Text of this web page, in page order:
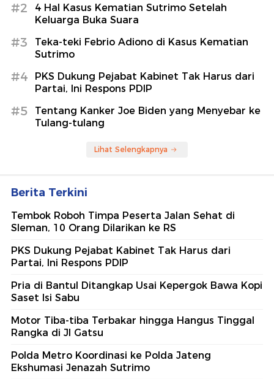
#2
4 Hal Kasus Kematian Sutrimo Setelah
Keluarga Buka Suara
#3
Teka-teki Febrio Adiono di Kasus Kematian
Sutrimo
#4
PKS Dukung Pejabat Kabinet Tak Harus dari
Partai, Ini Respons PDIP
#5
Tentang Kanker Joe Biden yang Menyebar ke
Tulang-tulang
Lihat Selengkapnya
Berita Terkini
Tembok Roboh Timpa Peserta Jalan Sehat di
Sleman, 10 Orang Dilarikan ke RS
PKS Dukung Pejabat Kabinet Tak Harus dari
Partai, Ini Respons PDIP
Pria di Bantul Ditangkap Usai Kepergok Bawa Kopi
Saset Isi Sabu
Motor Tiba-tiba Terbakar hingga Hangus Tinggal
Rangka di Jl Gatsu
Polda Metro Koordinasi ke Polda Jateng
Ekshumasi Jenazah Sutrimo